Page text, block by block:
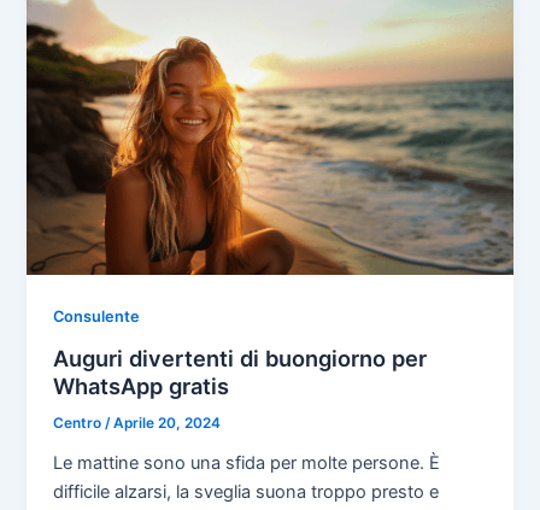
Consulente
Auguri divertenti di buongiorno per
WhatsApp gratis
Centro/Aprile 20, 2024
Le mattine sono una sfida per molte persone. È
difficile alzarsi, la sveglia suona troppo presto e